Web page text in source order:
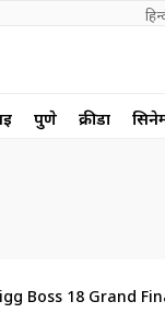
पुणे क्रीडा
Boss 18 Grand